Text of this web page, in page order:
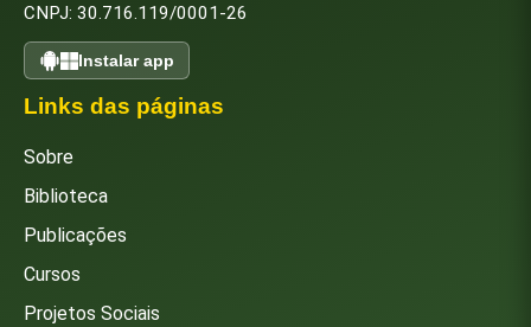
CNPJ: 30.716.119/0001-26
Instalar app
Links das páginas
Sobre
Biblioteca
Publicações
Cursos
Projetos Sociais